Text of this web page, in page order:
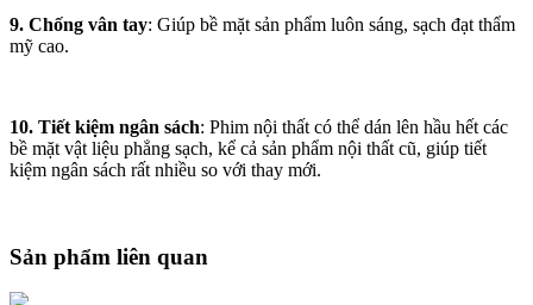
9. Chống vân tay: Giúp bề mặt sản phẩm luôn sáng, sạch đạt thẩm
mỹ cao.
10. Tiết kiệm ngân sách: Phim nội thất có thể dán lên hầu hết các
bề mặt vật liệu phẳng sạch, kể cả sản phẩm nội thất cũ, giúp tiết
kiệm ngân sách rất nhiều so với thay mới.
Sản phẩm liên quan